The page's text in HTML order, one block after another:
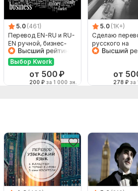
5.0 (461)
Перевод EN-RU и RU-
EN ручной, бизнес-
английский
Выбор Kwork
от 500 ₽
200 ₽ за 1 000 зн.
5.0 (1K+)
Сделаю
русского на
английский и
от
278 ₽ за